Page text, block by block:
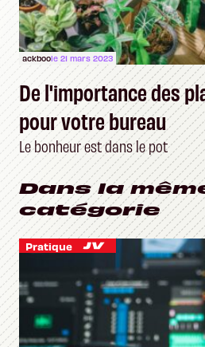
ackboole 21 mars 2023
De l'importance des
pour votre bureau
Le bonheur est dans le pot
Dans la
catégorie
Pratique